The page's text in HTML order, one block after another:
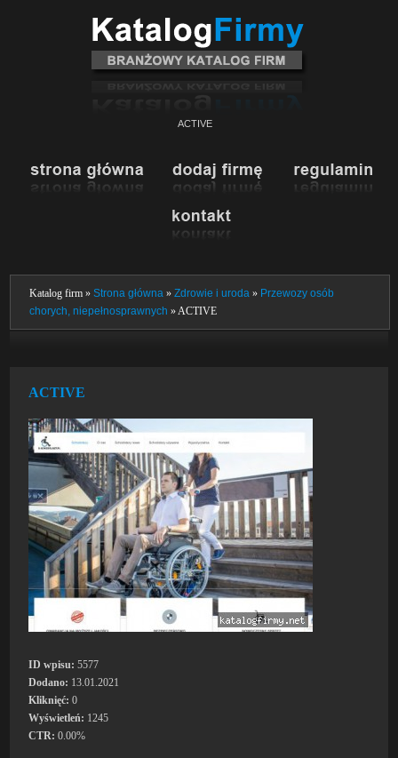
ACTIVE
Katalog firm »Strona główna »Zdrowie i uroda » Przewozy osób
chorych, niepełnosprawnych » ACTIVE
ACTIVE
ID wpisu: 5577
Dodano: 13.01.2021
Kliknięć: 0
Wyświetleń: 1245
CTR: 0.00%